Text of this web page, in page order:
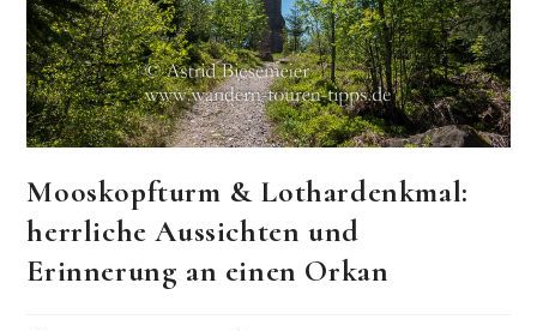
Mooskopfturm & Lothardenkmal:
herrliche Aussichten und
Erinnerung an einen Orkan